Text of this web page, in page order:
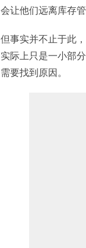
会让他们远离库存
但事实并不止于此
实际上只是一小部
需要找到原因。